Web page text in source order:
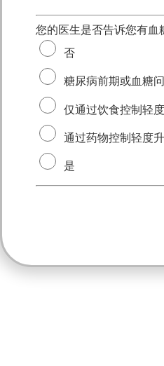
您的医生是否告诉您有
否
糖尿病前期或血糖
仅通过饮食控制轻
通过药物控制轻度
是